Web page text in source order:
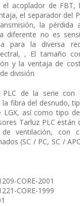
el acoplador de FBT,
el separador del
la pérdida
diferente no es
para la diversa
, El tamaño
y la ventaja de
división
PLC de la serie con
la fibra del desnudo,
LGX, así como tipo
Tarluz PLC están
de ventilación, con
(SC / PC, SC /
CORE-2001
CORE-1999